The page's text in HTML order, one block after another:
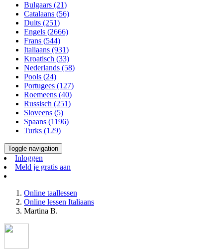
Bulgaars (21)
Catalaans (56)
Duits (251)
Engels (2666)
Frans (544)
Italiaans (931)
Kroatisch (33)
Nederlands (58)
Pools (24)
Portugees (127)
Roemeens (40)
Russisch (251)
Sloveens (5)
Spaans (1196)
Turks (129)
Toggle navigation
Inloggen
Meld je gratis aan
Online taallessen
Online lessen Italiaans
Martina B.